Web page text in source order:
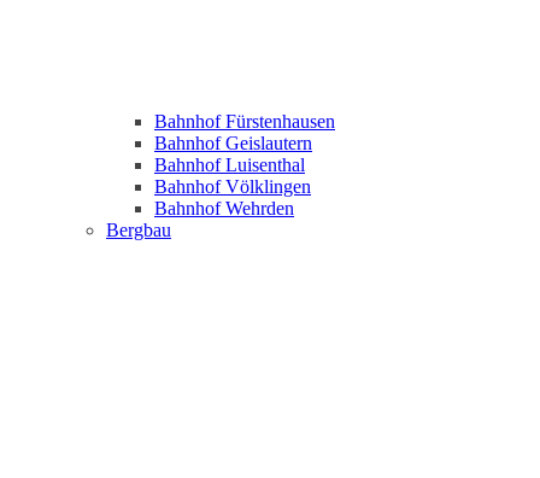
Bahnhof Fürstenhausen
Bahnhof Geislautern
Bahnhof Luisenthal
Bahnhof Völklingen
Bahnhof Wehrden
Bergbau